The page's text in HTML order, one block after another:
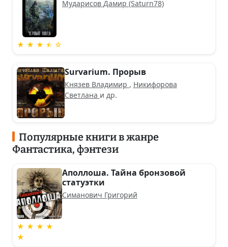
★ ★ ★ ⯪ ☆
Мударисов Дамир (Saturn78)
Survarium. Прорыв
Князев Владимир , Никифорова
Светлана и др.
Популярные книги в жанре
Фантастика, фэнтези
★ ★ ★ ★
★
Аполлоша. Тайна бронзовой
статуэтки
Симанович Григорий